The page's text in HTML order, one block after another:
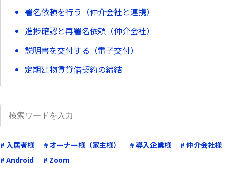
署名依頼を行う（仲介会社と連携）
進捗確認と再署名依頼（仲介会社）
説明書を交付する（電子交付）
定期建物賃貸借契約の締結
# 入居者様 # オーナー様（家主様） # 導入企業様 # 仲介会社様
# Android
# Zoom